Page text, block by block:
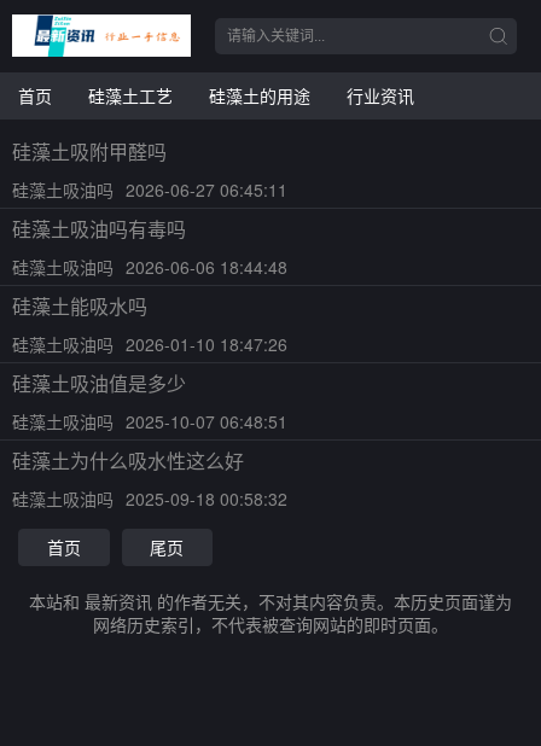
首页 硅藻土工艺 硅藻土的用途 行业资讯
硅藻土吸附甲醛吗
硅藻土吸油吗 2026-06-27 06:45:11
硅藻土吸油吗有毒吗
硅藻土吸油吗 2026-06-06 18:44:48
硅藻土能吸水吗
硅藻土吸油吗 2026-01-10 18:47:26
硅藻土吸油值是多少
硅藻土吸油吗 2025-10-07 06:48:51
硅藻土为什么吸水性这么好
硅藻土吸油吗 2025-09-18 00:58:32
首页
尾页
本站和 最新资讯 的作者无关，不对其内容负责。本历史页面谨为
网络历史索引，不代表被查询网站的即时页面。